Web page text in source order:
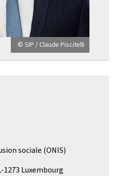
© SIP / Claude Piscitelli
sociale (ONIS)
1273 Luxembourg